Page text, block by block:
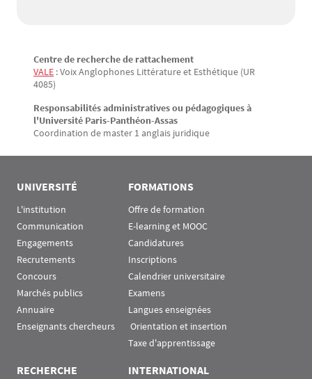
Texte
Centre de recherche de rattachement
VALE : Voix Anglophones Littérature et Esthétique (UR
4085)
Responsabilités administratives ou pédagogiques à
l'Université Paris-Panthéon-Assas
Coordination de master 1 anglais juridique
UNIVERSITÉ
L'institution
Communication
Engagements
Recrutements
Concours
Marchés publics
Annuaire
Enseignants chercheurs
FORMATIONS
Offre de formation
E-learning et MOOC
Candidatures
Inscriptions
Calendrier universitaire
Examens
Langues enseignées
Orientation et insertion
Taxe d'apprentissage
RECHERCHE INTERNATIONAL